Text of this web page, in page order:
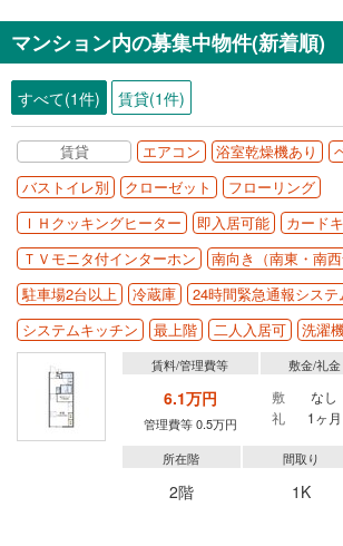
マンション内の募集中物件(新着順)
すべて(1件) 賃貸(1件)
賃貸 エアコン 浴室乾燥機あり
バストイレ別
クローゼット
フローリング
ＩＨクッキングヒーター
即入居可能 カード
ＴＶモニタ付インターホン
南向き（南東・南西
駐車場2台以上
冷蔵庫 24時間緊急通報システ
システムキッチン
最上階 二人入居可 洗濯
賃料/管理費等
6.1万円
管理費等 0.5万円
敷金/礼金
敷
なし
礼
1ヶ月
所在階
2階
間取り
1K